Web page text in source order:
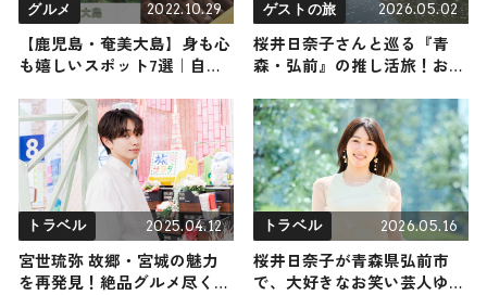
グルメ 2022.10.29
【鹿児島・奄美大島】身も心
も嬉しいスポット7選｜自然
ます
ゲストの旅 2026.05.02
桜井日奈子さんと巡る『青
森・弘前』の推し活旅！おす
2026年5月2日放送
トラベル 2025.04.12
宮世琉弥 故郷・宮城の魅力
を再発見！絶品グルメ尽くし
トラベル 2026.05.16
桜井日奈子が青森県弘前市
で、大好きなお笑い芸人ゆか